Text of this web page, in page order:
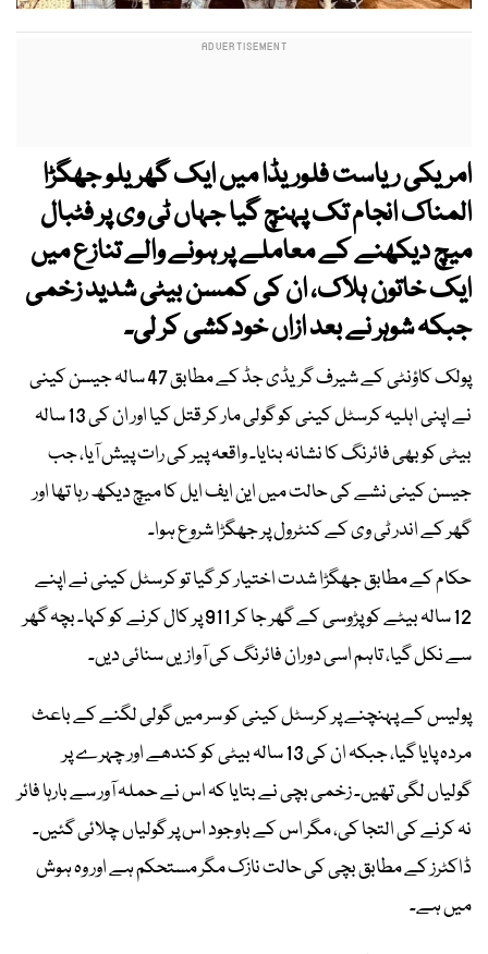
امریکی ریاست فلوریڈا میں ایک گھریلو جھگڑا
المناک انجام تک پہنچ گیا جہاں ٹی وی پر فٹبال
میچ دیکھنے کے معاملے پر ہونے والے تنازع میں
ایک خاتون ہلاک، ان کی کمسن بیٹی شدید زخمی
جبکہ شوہر نے بعد ازاں خودکشی کر لی۔
پولک کاؤنٹی کے شیرف گریڈی جڈ کے مطابق 47 سالہ جیسن کینی
نے اپنی اہلیہ کرسٹل کینی کو گولی مار کر قتل کیا اور ان کی 13 سالہ
بیٹی کو بھی فائرنگ کا نشانہ بنایا۔ واقعہ پیر کی رات پیش آیا، جب
جیسن کینی نشے کی حالت میں این ایف ایل کا میچ دیکھ رہا تھا اور
گھر کے اندر ٹی وی کے کنٹرول پر جھگڑا شروع ہوا۔
حکام کے مطابق جھگڑا شدت اختیار کر گیا تو کرسٹل کینی نے اپنے
12 سالہ بیٹے کو پڑوسی کے گھر جا کر 911 پر کال کرنے کو کہا۔ بچہ گھر
سے نکل گیا، تاہم اسی دوران فائرنگ کی آوازیں سنائی دیں۔
پولیس کے پہنچنے پر کرسٹل کینی کو سر میں گولی لگنے کے باعث
مردہ پایا گیا، جبکہ ان کی 13 سالہ بیٹی کو کندھے اور چہرے پر
گولیاں لگی تھیں۔ زخمی بچی نے بتایا کہ اس نے حملہ آور سے بارہا فائر
نہ کرنے کی التجا کی، مگر اس کے باوجود اس پر گولیاں چلائی گئیں۔
ڈاکٹرز کے مطابق بچی کی حالت نازک مگر مستحکم ہے اور وہ ہوش
میں ہے۔